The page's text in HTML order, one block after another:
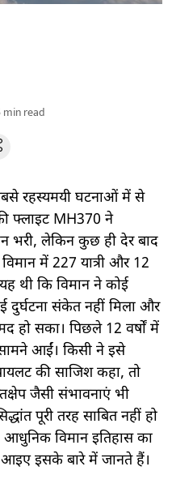
min read
रहस्यमयी घटनाओं में से
फ्लाइट MH370 ने
भरी, लेकिन कुछ ही देर बाद
में 227 यात्री और 12
थी कि विमान ने कोई
संकेत नहीं मिला और
हो सका। पिछले 12 वर्षों में
आईं। किसी ने इसे
की साजिश कहा, तो
जैसी संभावनाएं भी
पूरी तरह साबित नहीं हो
विमान इतिहास का
आइए इसके बारे में जानते हैं।